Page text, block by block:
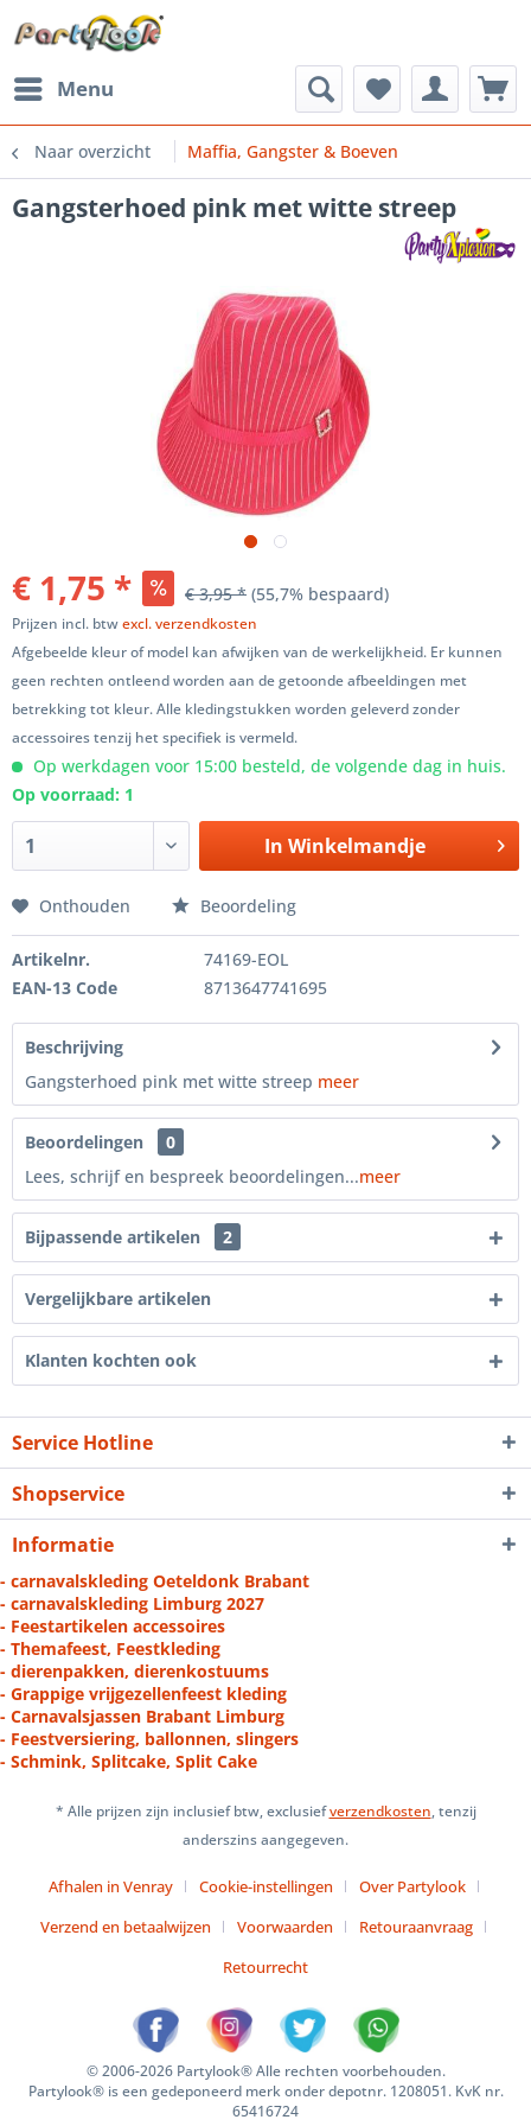
Menu
Naar overzicht Maffia, Gangster & Boeven
Gangsterhoed pink met witte streep
€ 1,75 * € 3,95 * (55,7% bespaard)
Prijzen incl. btwexcl. verzendkosten
Afgebeelde kleur of model kan afwijken van de werkelijkheid. Er kunnen
geen rechten ontleend worden aan de getoonde afbeeldingen met
betrekking tot kleur. Alle kledingstukken worden geleverd zonder
accessoires tenzij het specifiek is vermeld.
Op werkdagen voor 15:00 besteld, de volgende dag in huis.
Op voorraad: 1
In Winkelmandje
Onthouden Beoordeling
Artikelnr.
74169-EOL
EAN-13 Code
8713647741695
Beschrijving
Gangsterhoed pink met witte streep meer
Beoordelingen
0
Lees, schrijf en bespreek beoordelingen...meer
Bijpassende artikelen 2
Vergelijkbare artikelen
Klanten kochten ook
Service Hotline
Shopservice
Informatie
- carnavalskleding Oeteldonk Brabant
- carnavalskleding Limburg 2027
- Feestartikelen accessoires
- Themafeest, Feestkleding
- dierenpakken, dierenkostuums
- Grappige vrijgezellenfeest kleding
- Carnavalsjassen Brabant Limburg
- Feestversiering, ballonnen, slingers
- Schmink, Splitcake, Split Cake
* Alle prijzen zijn inclusief btw, exclusiefverzendkosten, tenzij
anderszins aangegeven.
Afhalen in Venray Cookie-instellingen
Over Partylook
Verzend en betaalwijzen
Voorwaarden
Retouraanvraag
Retourrecht
© 2006-2026 Partylook® Alle rechten voorbehouden.
Partylook® is een gedeponeerd merk onder depotnr. 1208051. KvK nr.
65416724